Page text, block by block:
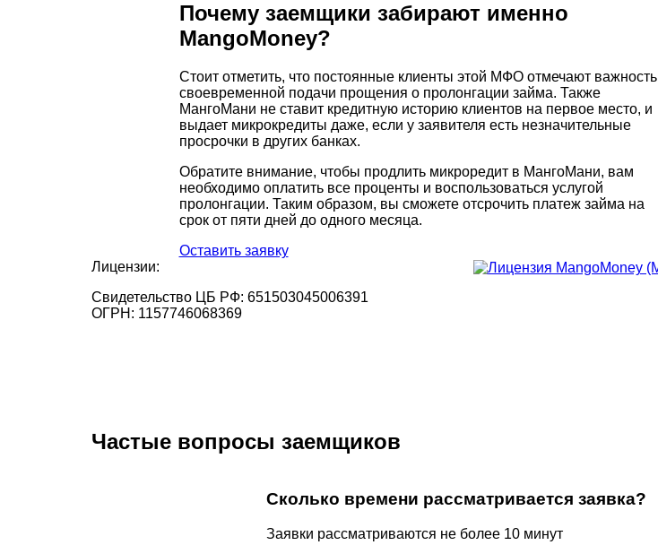
Почему заемщики забирают именно
MangoMoney?
Стоит отметить, что постоянные клиенты этой МФО отмечают важность
своевременной подачи прощения о пролонгации займа. Также
МангоМани не ставит кредитную историю клиентов на первое место, и
выдает микрокредиты даже, если у заявителя есть незначительные
просрочки в других банках.
Обратите внимание, чтобы продлить микроредит в МангоМани, вам
необходимо оплатить все проценты и воспользоваться услугой
пролонгации. Таким образом, вы сможете отсрочить платеж займа на
срок от пяти дней до одного месяца.
Оставить заявку
Лицензии:
Свидетельство ЦБ РФ: 651503045006391
ОГРН: 1157746068369
Частые вопросы заемщиков
Сколько времени рассматривается заявка?
Заявки рассматриваются не более 10 минут